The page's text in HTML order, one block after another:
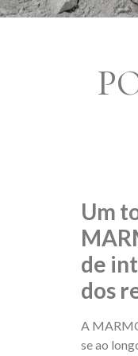
Um
de
dos
A
se ao